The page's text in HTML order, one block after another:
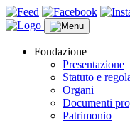
Fondazione
Presentazione
Statuto e
Organi
Documenti
Patrimonio